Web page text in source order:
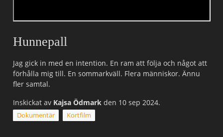
Hunnepall
Jag gick in med en intention. En ram att följa och något att
förhålla mig till. En sommarkväll. Flera människor. Ännu
fler samtal.
Inskickat av Kajsa Ödmark den 10 sep 2024.
Dokumentär Kortfilm